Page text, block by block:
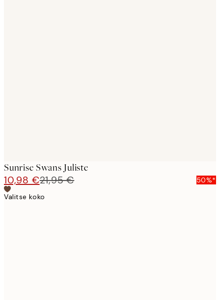
Sunrise Swans Juliste
10,98 €21,95 €
50%*
Valitse koko